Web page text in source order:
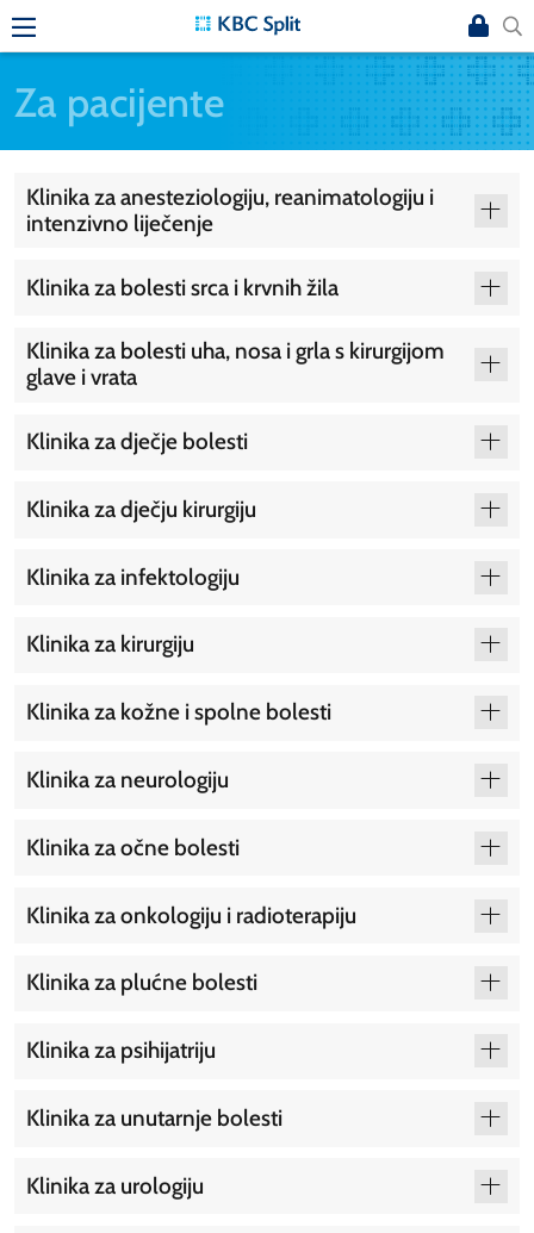
Za pacijente
Klinika za anesteziologiju, reanimatologiju i
intenzivno liječenje
Klinika za bolesti srca i krvnih žila
Klinika za bolesti uha, nosa i grla s kirurgijom
glave i vrata
Klinika za dječje bolesti
Klinika za dječju kirurgiju
Klinika za infektologiju
Klinika za kirurgiju
Klinika za kožne i spolne bolesti
Klinika za neurologiju
Klinika za očne bolesti
Klinika za onkologiju i radioterapiju
Klinika za plućne bolesti
Klinika za psihijatriju
Klinika za unutarnje bolesti
Klinika za urologiju